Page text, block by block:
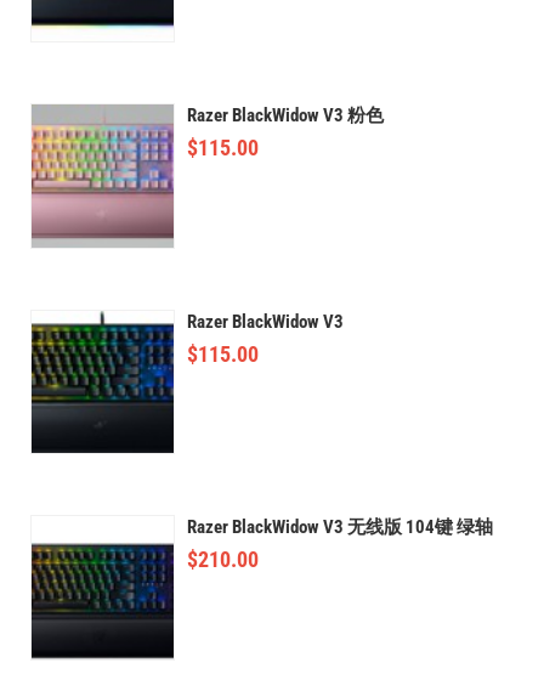
Razer BlackWidow V3 粉色
$115.00
Razer BlackWidow V3
$115.00
Razer BlackWidow V3 无线版 104键 绿轴
$210.00